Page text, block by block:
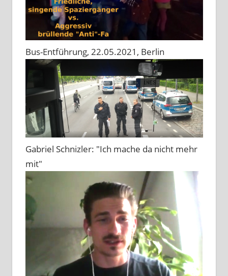
Bus-Entführung, 22.05.2021, Berlin
Gabriel Schnizler: "Ich mache da nicht mehr
mit"